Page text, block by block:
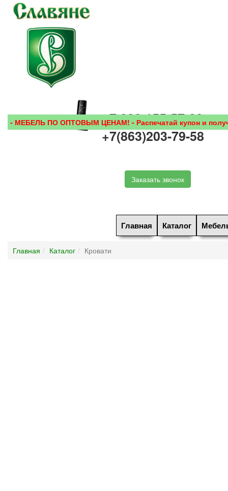
+7 938 155-57-28
+7(863)203-79-58
Заказать звонок
Главная Каталог
ПО ОПТОВЫМ ЦЕНАМ! - Распечатай купон и получи
Главная Каталог Кровати